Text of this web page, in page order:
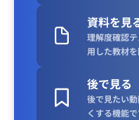
資料を見
理解度確認
用した教材
後で見る
後で見たい
くする機能